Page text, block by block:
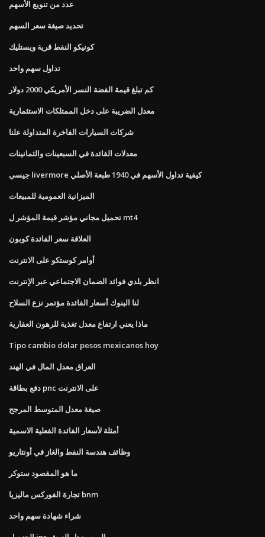
عدد من تنويع الأسهم
تحديد صيغة سعر السهم
كونيكو النفط قرية ويستليك
تداول سهم واحد
كم تبلغ قيمة الفضة النسر الأمريكي 2000 دولار
معدل الضريبة على دخل الممتلكات الاستثمارية
شركات السيارات الفاخرة المتداولة علنا
معدلات الفائدة في السبعينات والثمانينات
جيسي livermore كيفية تداول الأسهم في 1940 طبعة الأصلي
الميزانية العمومية للمبيعات
تحميل مجاني مؤشر قيمة المؤشر ل mt4
العلاقة سعر الفائدة كوبون
أوامر كوستكو على الانترنت
انظر بلدي فوائد الضمان الاجتماعي عبر الإنترنت
لنا البنوك أسعار الفائدة مؤتمر نزع السلاح
ماذا يعني ارتفاع معدل تغذية للرهون العقارية
Tipo cambio dolar pesos mexicanos hoy
العراق معدل المال في الهند
دفع بطاقة pnc على الانترنت
صيغة معدل المتوسط ​​المرجح
أمثلة لأسعار الفائدة الفعلية الاسمية
وظائف هندسة النفط والغاز في أونتاريو
ما هو المقصود ستوكر
تجارة الفوركس ماليزيا bnm
شراء شهادة سهم واحد